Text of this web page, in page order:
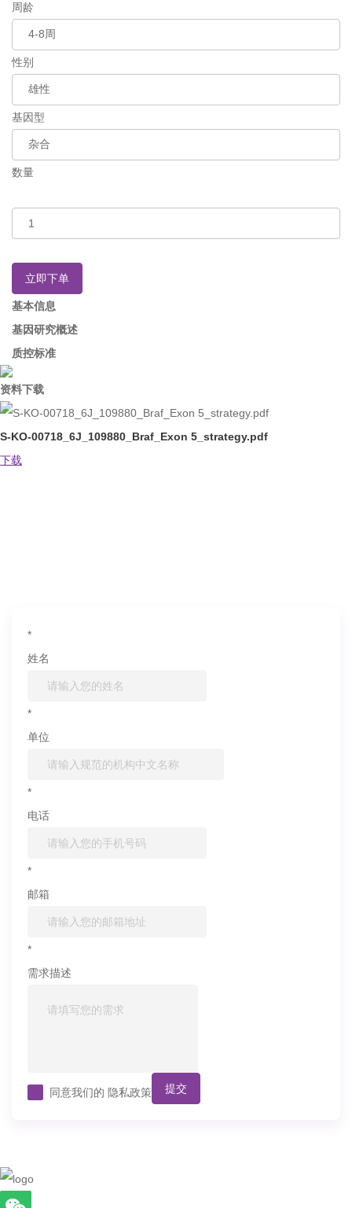
周龄
性别
基因型
数量
立即下单
基本信息
基因研究概述
质控标准
资料下载
S-KO-00718_6J_109880_Braf_Exon 5_strategy.pdf
下载
*
姓名
*
单位
*
电话
*
邮箱
*
需求描述
同意我们的 隐私政策 提交